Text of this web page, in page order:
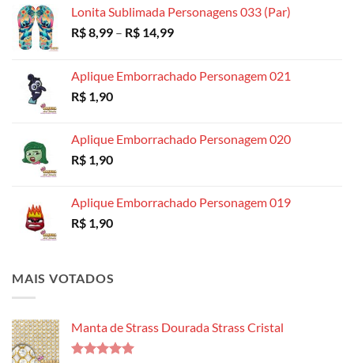
Lonita Sublimada Personagens 033 (Par)
R$8,99 – R$ 14,99Faixa
R$ 8,99
Aplique Emborrachado Personagem 021
R$ 1,90
Aplique Emborrachado Personagem 020
R$ 1,90
Aplique Emborrachado Personagem 019
R$ 1,90
MAIS VOTADOS
Manta de Strass Dourada Strass Cristal